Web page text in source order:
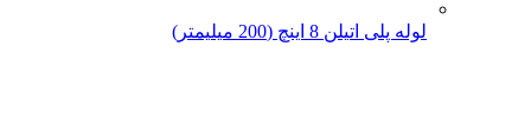
لوله پلی اتیلن 8 اینچ (200 میلیمتر)